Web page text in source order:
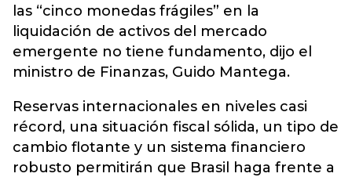
las “cinco monedas frágiles” en la
liquidación de activos del mercado
emergente no tiene fundamento, dijo el
ministro de Finanzas, Guido Mantega.
Reservas internacionales en niveles casi
récord, una situación fiscal sólida, un tipo de
cambio flotante y un sistema financiero
robusto permitirán que Brasil haga frente a